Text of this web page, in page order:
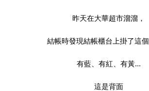
昨天在大華超市溜溜，
結帳時發現結帳櫃台上掛了這
有藍、有紅、有黃...
這是背面